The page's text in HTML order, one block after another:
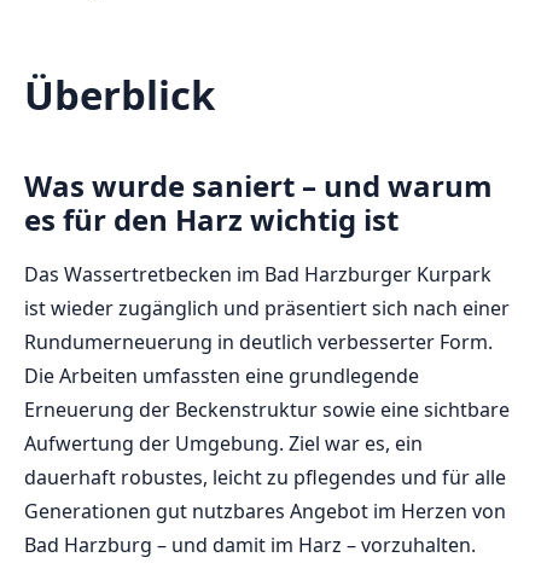
Überblick
Was wurde saniert – und warum
es für den Harz wichtig ist
Das Wassertretbecken im Bad Harzburger Kurpark
ist wieder zugänglich und präsentiert sich nach einer
Rundumerneuerung in deutlich verbesserter Form.
Die Arbeiten umfassten eine grundlegende
Erneuerung der Beckenstruktur sowie eine sichtbare
Aufwertung der Umgebung. Ziel war es, ein
dauerhaft robustes, leicht zu pflegendes und für alle
Generationen gut nutzbares Angebot im Herzen von
Bad Harzburg – und damit im Harz – vorzuhalten.